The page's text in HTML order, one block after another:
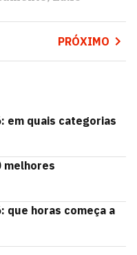
PRÓXIMO
em quais categorias
melhores
que horas começa a